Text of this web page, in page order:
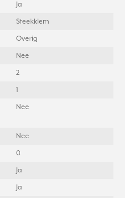
Ja
Steekklem
Overig
Nee
2
1
Nee
Nee
0
Ja
Ja